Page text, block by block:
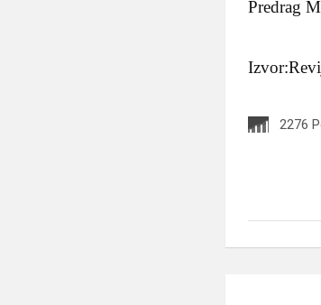
Predrag
2276